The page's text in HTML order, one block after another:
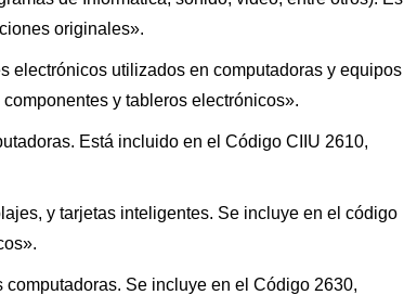
originales».
electrónicos utilizados en computadoras y equipos
y tableros electrónicos».
Está incluido en el Código CIIU 2610,
y tarjetas inteligentes. Se incluye en el código
Se incluye en el Código 2630,